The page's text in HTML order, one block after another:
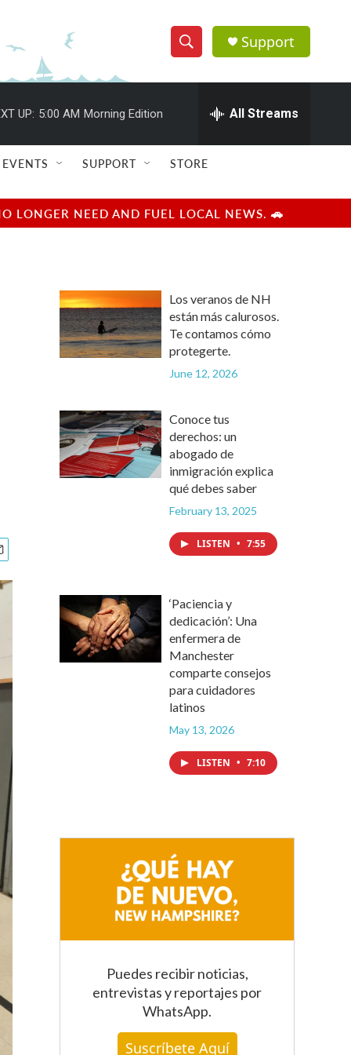
S
h
w
e
c
h
e
h
Q
u
r
y
Support
UP: 5:00 AM Morning Edition All Streams
EVENTS SUPPORT STORE
LONGER NEED AND FUEL LOCAL NEWS. 🚗
Los veranos de NH
están más calurosos.
Te contamos cómo
protegerte.
June 12, 2026
Conoce tus
derechos: un
abogado de
inmigración explica
qué debes saber
February 13, 2025
LISTEN • 7:55
‘Paciencia y
dedicación’: Una
enfermera de
Manchester
comparte consejos
para cuidadores
latinos
May 13, 2026
LISTEN • 7:10
Puedes recibir noticias,
entrevistas y reportajes por
WhatsApp.
Suscríbete Aquí